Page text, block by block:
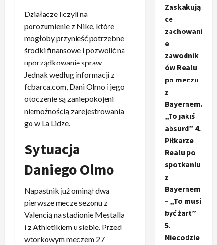
Działacze liczyli na
porozumienie z Nike, które
mogłoby przynieść potrzebne
środki finansowe i pozwolić na
uporządkowanie spraw.
Jednak według informacji z
fcbarca.com, Dani Olmo i jego
otoczenie są zaniepokojeni
niemożnością zarejestrowania
go w La Lidze.
Sytuacja
Daniego Olmo
Napastnik już ominął dwa
pierwsze mecze sezonu z
Valencią na stadionie Mestalla
i z Athletikiem u siebie. Przed
wtorkowym meczem 27
Zaskakują
ce
zachowani
e
zawodnik
ów Realu
po meczu
z
Bayernem.
„To jakiś
absurd” 4.
Piłkarze
Realu po
spotkaniu
z
Bayernem
– „To musi
być żart”
5.
Niecodzie